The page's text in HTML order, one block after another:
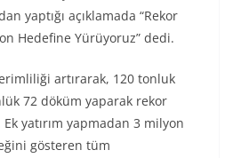
yaptığı açıklamada “Rekor
Hedefine Yürüyoruz” dedi.
artırarak, 120 tonluk
72 döküm yaparak rekor
yatırım yapmadan 3 milyon
gösteren tüm